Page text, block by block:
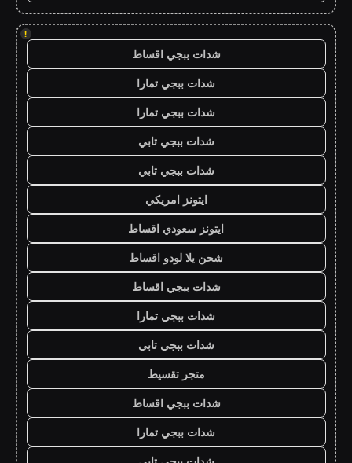
!
شدات ببجي اقساط
شدات ببجي تمارا
شدات ببجي تمارا
شدات ببجي تابي
شدات ببجي تابي
ايتونز امريكي
ايتونز سعودي اقساط
شحن يلا لودو اقساط
شدات ببجي اقساط
شدات ببجي تمارا
شدات ببجي تابي
متجر تقسيط
شدات ببجي اقساط
شدات ببجي تمارا